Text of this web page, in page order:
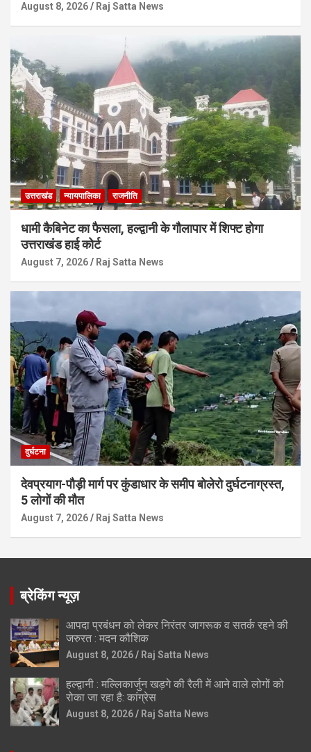
August 8, 2026 Raj Satta News
उत्तराखंड न्यायपालिका राजनीति
धामी कैबिनेट का फैसला, हल्द्वानी के गौलापार में शिफ्ट होगा
उत्तराखंड हाई कोर्ट
August 7, 2026 Raj Satta News
दुर्घटना
देवप्रयाग-पौड़ी मार्ग पर कुंडाधार के समीप बोलेरो दुर्घटनाग्रस्त,
5 लोगों की मौत
August 7, 2026 Raj Satta News
ब्रेकिंग न्यूज़
आपदा प्रबंधन को लेकर निरंतर जागरूक व सतर्क रहने की
जरुरत : मदन कौशिक
August 8, 2026 Raj Satta News
हल्द्वानी : मल्लिकार्जुन खड़गे की रैली में आने वाले लोगों को
रोका जा रहा है: कांग्रेस
August 8, 2026 Raj Satta News